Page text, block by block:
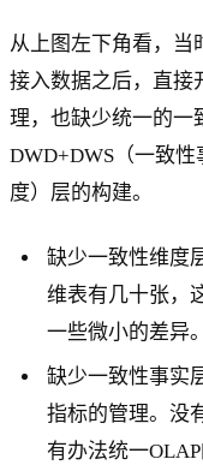
从上图左下角看，当
接入数据之后，直接
理，也缺少统一的一
DWD+DWS（一致
度）层的构建。
缺少一致性维度
维表有几十张，
一些微小的差异。
缺少一致性事实
指标的管理。没
有办法统一OLAP